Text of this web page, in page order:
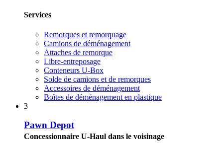
Services
Remorques et remorquage
Camions de déménagement
Attaches de remorque
Libre-entreposage
Conteneurs U-Box
Solde de camions et de remorques
Accessoires de déménagement
Boîtes de déménagement en plastique
3
Pawn Depot
Concessionnaire U-Haul dans le voisinage